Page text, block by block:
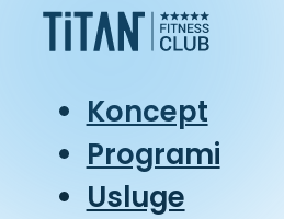
Koncept
Programi
Usluge